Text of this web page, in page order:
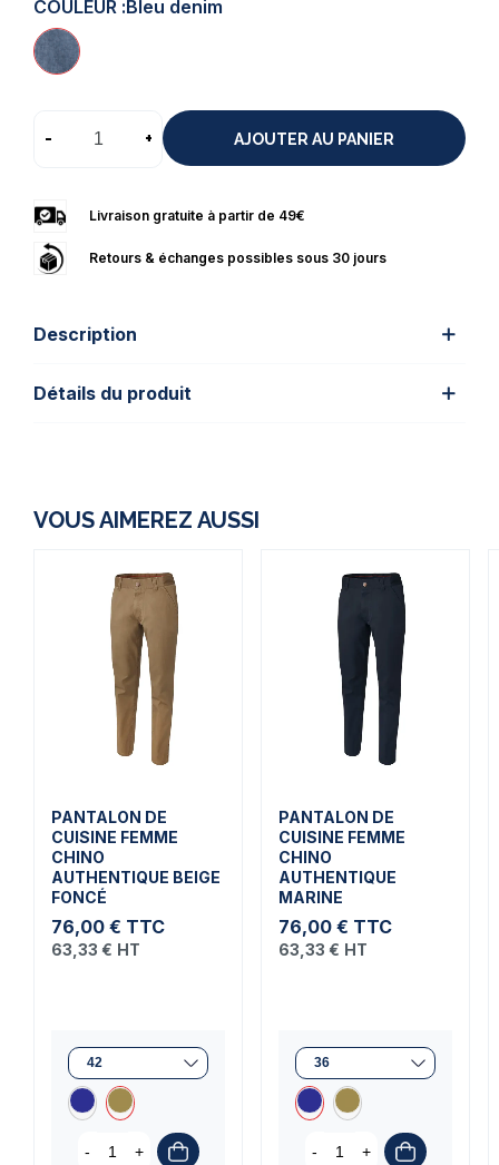
COULEUR :Bleu denim
- + AJOUTER AU PANIER
Livraison gratuite à partir de 49€
Retours & échanges possibles sous 30 jours
Description
Détails du produit
VOUS AIMEREZ AUSSI
PANTALON DE
CUISINE FEMME
CHINO
AUTHENTIQUE BEIGE
FONCÉ
76,00 € TTC
63,33 € HT
- +
PANTALON DE
CUISINE FEMME
CHINO
AUTHENTIQUE
MARINE
76,00 € TTC
63,33 € HT
- +